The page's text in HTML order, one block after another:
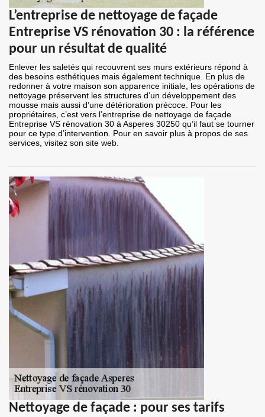
L’entreprise de nettoyage de façade
Entreprise VS rénovation 30 : la référence
pour un résultat de qualité
Enlever les saletés qui recouvrent ses murs extérieurs répond à
des besoins esthétiques mais également technique. En plus de
redonner à votre maison son apparence initiale, les opérations de
nettoyage préservent les structures d’un développement des
mousse mais aussi d’une détérioration précoce. Pour les
propriétaires, c’est vers l’entreprise de nettoyage de façade
Entreprise VS rénovation 30 à Asperes 30250 qu’il faut se tourner
pour ce type d’intervention. Pour en savoir plus à propos de ses
services, visitez son site web.
Nettoyage de façade : pour ses tarifs